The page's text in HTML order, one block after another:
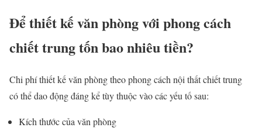
Để thiết kế văn phòng với phong cách
chiết trung tốn bao nhiêu tiền?
Chi phí thiết kế văn phòng theo phong cách nội thất chiết trung
có thể dao động đáng kể tùy thuộc vào các yếu tố sau:
Kích thước của văn phòng